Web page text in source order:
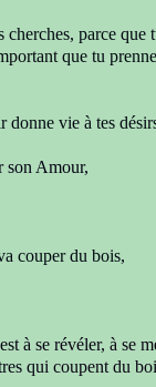
cherches, parce que
que tu
donne vie à tes
son Amour,
couper du bois,
à se révéler, à se
qui coupent du